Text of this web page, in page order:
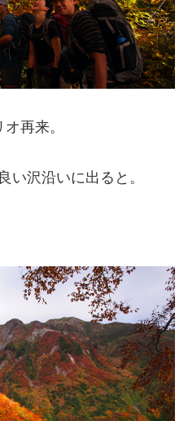
再来。
い沢沿いに出ると。